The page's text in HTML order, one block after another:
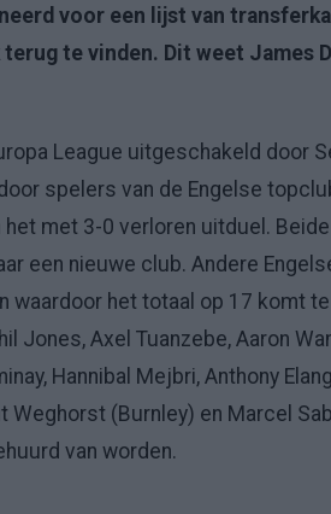
voor een lijst van
te vinden. Dit weet James
League uitgeschakeld door
spelers van de Engelse
het met 3-0 verloren uitduel.
een nieuwe club. Andere
het totaal op 17 komt te
Jones, Axel Tuanzebe, Aaron
Hannibal Mejbri, Anthony
Weghorst (Burnley) en Marcel
van worden.